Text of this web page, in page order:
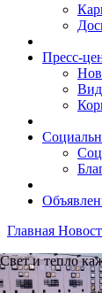
Пресс-
Главная
Свет и тепло